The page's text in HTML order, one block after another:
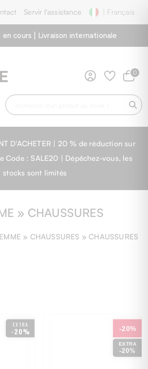
Servir l'assistance | Français
en cours | Livraison internationale
0
D'ACHETER | 20 % de réduction sur
Code : SALE20 | Dépêchez-vous, les
stocks sont limités
» CHAUSSURES
» CHAUSSURES » CHAUSSURES
EXTRA
-20%
EXTRA
-20%
-20%